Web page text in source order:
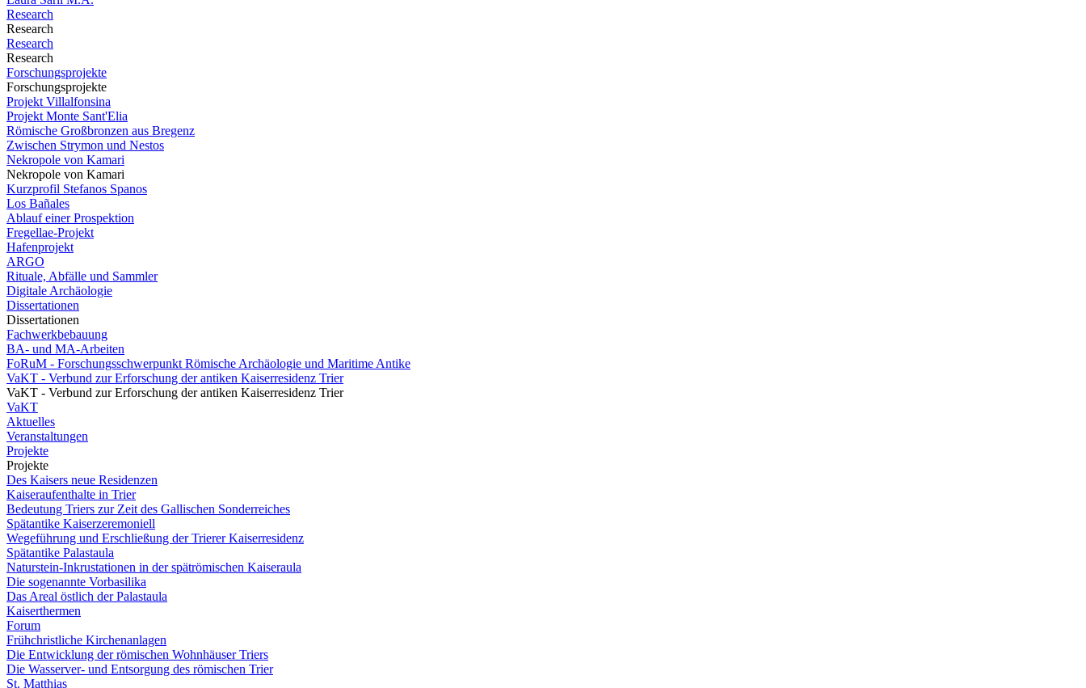
Research
Research
Research
Research
Forschungsprojekte
Forschungsprojekte
Projekt Villalfonsina
Projekt Monte Sant'Elia
Römische Großbronzen aus Bregenz
Zwischen Strymon und Nestos
Nekropole von Kamari
Nekropole von Kamari
Kurzprofil Stefanos Spanos
Los Bañales
Ablauf einer Prospektion
Fregellae-Projekt
Hafenprojekt
ARGO
Rituale, Abfälle und Sammler
Digitale Archäologie
Dissertationen
Dissertationen
Fachwerkbebauung
BA- und MA-Arbeiten
FoRuM - Forschungsschwerpunkt Römische Archäologie und Maritime Antike
VaKT - Verbund zur Erforschung der antiken Kaiserresidenz Trier
VaKT - Verbund zur Erforschung der antiken Kaiserresidenz Trier
VaKT
Aktuelles
Veranstaltungen
Projekte
Projekte
Des Kaisers neue Residenzen
Kaiseraufenthalte in Trier
Bedeutung Triers zur Zeit des Gallischen Sonderreiches
Spätantike Kaiserzeremoniell
Wegeführung und Erschließung der Trierer Kaiserresidenz
Spätantike Palastaula
Naturstein-Inkrustationen in der spätrömischen Kaiseraula
Die sogenannte Vorbasilika
Das Areal östlich der Palastaula
Kaiserthermen
Forum
Frühchristliche Kirchenanlagen
Die Entwicklung der römischen Wohnhäuser Triers
Die Wasserver- und Entsorgung des römischen Trier
St. Matthias